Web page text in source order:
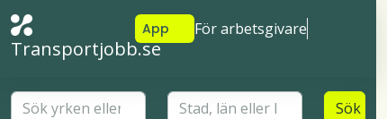
Transportjobb.se
App För arbetsgivare
Sök